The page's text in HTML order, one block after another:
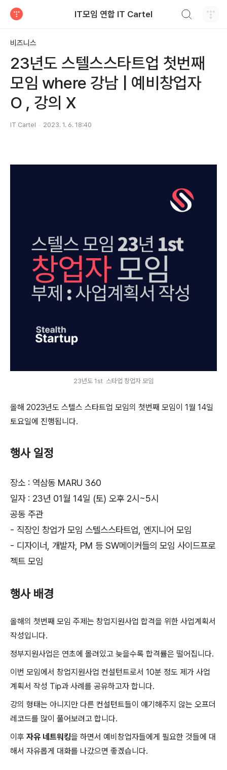
IT모임 연합 IT Cartel
비즈니스
23년도 스텔스스타트업 첫번째
모임 where 강남 | 예비창업자
O , 강의 X
IT Cartel 2023. 1. 6. 18:40
23년도 1st 스타업 창업자 모임
올해 2023년도 스텔스 스타트업 모임의 첫번째 모임이 1월 14일
토요일에 진행됩니다.
행사 일정
장소 : 역삼동 MARU 360
일자 : 23년 01월 14일 (토) 오후 2시~5시
공동 주관
- 직장인 창업가 모임 스텔스스타트업, 엔지니어 모임
- 디자이너, 개발자, PM 등 SW메이커들의 모임 사이드프로
젝트 모임
행사 배경
올해의 첫번째 모임 주제는 창업지원사업 합격을 위한 사업계획서
작성입니다.
정부지원사업은 연초에 몰려있고 늦을수록 합격률은 떨어집니다.
이번 모임에서 창업지원사업 컨설턴트로서 10분 정도 제가 사업
계획서 작성 Tip과 사례를 공유하고자 합니다.
강의 형태는 아니지만 다른 컨설턴트들이 얘기해주지 않는 오프더
레코드를 많이 풀어보려고 합니다.
이후 자유 네트워킹을 하면서 예비창업자들에게 필요한 것들에 대
해서 자유롭게 대화를 나갔으면 좋겠습니다.